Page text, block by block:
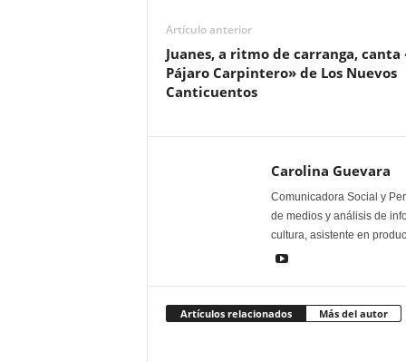
Artículo anterior
Juanes, a ritmo de carranga, canta
Pájaro Carpintero» de Los Nuevos
Canticuentos
Carolina Guevara
Comunicadora Social y
de medios y análisis de
cultura, asistente en
Artículos relacionados Más del autor